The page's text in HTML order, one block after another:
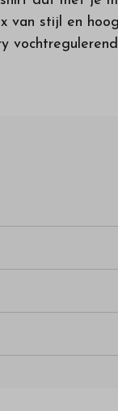
van stijl en